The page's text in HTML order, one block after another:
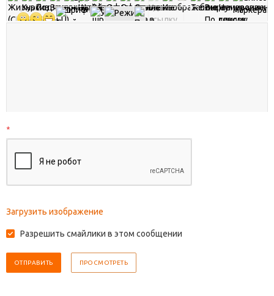
*
Загрузить изображение
Разрешить смайлики в этом сообщении